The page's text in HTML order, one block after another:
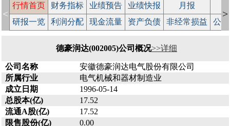
<
行情首页 财务指标 业绩预告 业绩快报 月报
研报一览
利润分配 现金流量 资产负债 非经常损益 公
>
德豪润达(002005)公司概况>>详细
公司名称
安徽德豪润达电气股份有限公司
所属行业
电气机械和器材制造业
成立日期
1996-05-14
总股本(亿)
17.52
流通A股(亿)
17.52
限售股份(亿)
0.00